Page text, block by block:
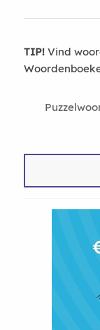
TIP!Vind